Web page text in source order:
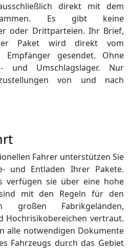
Fahrer unterstützen Sie
und Entladen Ihrer Pakete.
verfügen sie über eine hohe
mit den Regeln für den
großen Fabrikgeländen,
Hochrisikobereichen vertraut.
alle notwendigen Dokumente
Fahrzeugs durch das Gebiet
direkt mit dem
Es gibt keine
oder Drittparteien. Ihr Brief,
Paket wird direkt vom
Empfänger gesendet. Ohne
und Umschlagslager. Nur
von und nach